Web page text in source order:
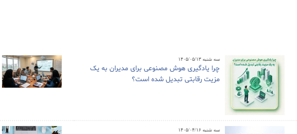
سه شنبه ۱۴۰۵/۰۵/۱۳
چرا یادگیری هوش مصنوعی برای مدیران به یک
مزیت رقابتی تبدیل شده است؟
سه شنبه ۱۴۰۵/۰۴/۱۶